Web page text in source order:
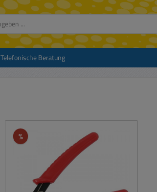
Telefonische Beratung
%Rabatt